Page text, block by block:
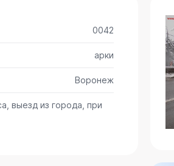
0042
арки
Воронеж
выезд из города, при